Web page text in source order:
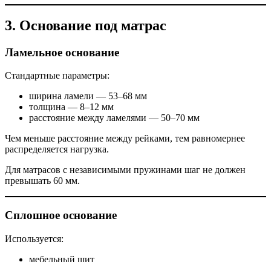
3. Основание под матрас
Ламельное основание
Стандартные параметры:
ширина ламели — 53–68 мм
толщина — 8–12 мм
расстояние между ламелями — 50–70 мм
Чем меньше расстояние между рейками, тем равномернее
распределяется нагрузка.
Для матрасов с независимыми пружинами шаг не должен
превышать 60 мм.
Сплошное основание
Используется:
мебельный щит